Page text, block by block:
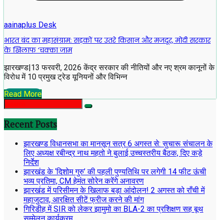
aainaplus Desk
भारत बंद का महासंग्राम: सड़कों पर उतरे किसान और मजदूर, मोदी सरकार
के खिलाफ ‘चक्का जाम
झारखण्ड|13 फरवरी, 2026 केंद्र सरकार की नीतियों और नए श्रम कानूनों के
विरोध में 10 प्रमुख ट्रेड यूनियनों और विभिन्न
Read More
Recent Posts
झारखण्ड विधानसभा का मानसून सत्र 6 अगस्त से: सुचारू संचालन के
लिए अध्यक्ष रबीन्द्र नाथ महतो ने बुलाई उच्चस्तरीय बैठक, दिए कड़े
निर्देश
झारखंड के ‘दिशोम गुरु’ की पहली पुण्यतिथि पर लगेगी 14 फीट ऊंची
भव्य प्रतिमा, CM हेमंत सोरेन करेंगे अनावरण
झारखंड में परिसीमन के खिलाफ बड़ा आंदोलन! 2 अगस्त को राँची में
महाजुटाव, आरक्षित सीटें फ्रीज करने की मांग
गिरिडीह में SIR को लेकर झामुमो का BLA-2 का प्रशिक्षण सह बूथ